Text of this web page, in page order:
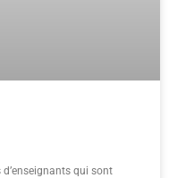
qui sont